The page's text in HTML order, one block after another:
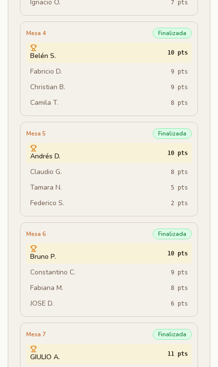
Ignacio O. 7 pts
Mesa 4 Finalizada
Belén S. 10 pts
Fabricio D. 9 pts
Christian B. 9 pts
Camila T. 8 pts
Mesa 5 Finalizada
Andrés D. 10 pts
Claudio G. 8 pts
Tamara N. 5 pts
Federico S. 2 pts
Mesa 6 Finalizada
Bruno P. 10 pts
Constantino C. 9 pts
Fabiana M. 8 pts
JOSE D. 6 pts
Mesa 7 Finalizada
GIULIO A. 11 pts